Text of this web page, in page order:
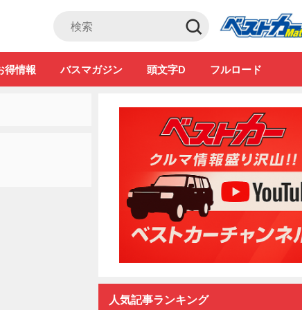
得情報 バスマガジン 頭文字D フルロード
人気記事ランキング